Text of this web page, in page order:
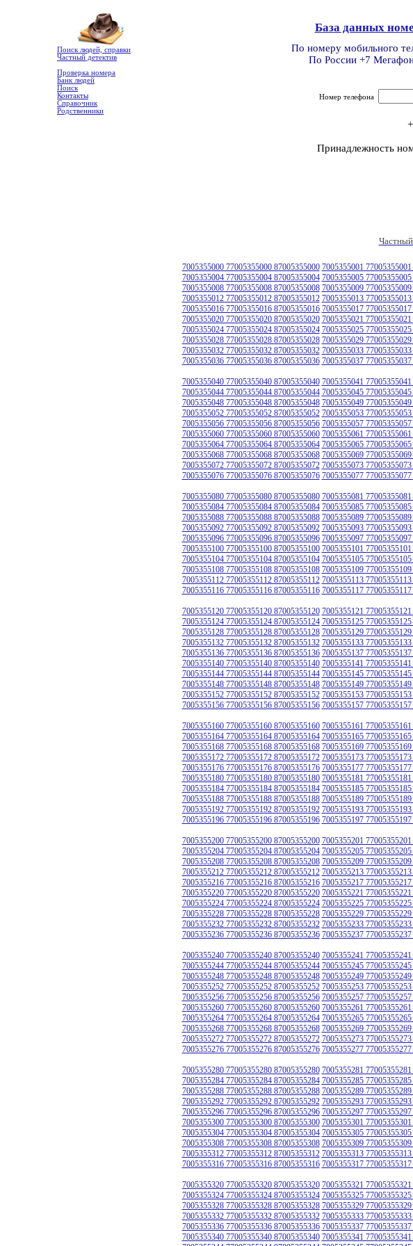
Поиск людей, справки
Частный детектив
Проверка номера
Банк людей
Поиск
Контакты
Справочник
Родственники
База данных
По номеру мобильного
По России +7
Номер телефона
Принадлежность
7005355000 77005355000 87005355000 7005355001
7005355004 77005355004 87005355004 7005355005
7005355008 77005355008 87005355008 7005355009
7005355012 77005355012 87005355012 7005355013
7005355016 77005355016 87005355016 7005355017
7005355020 77005355020 87005355020 7005355021
7005355024 77005355024 87005355024 7005355025
7005355028 77005355028 87005355028 7005355029
7005355032 77005355032 87005355032 7005355033
7005355036 77005355036 87005355036 7005355037
7005355040 77005355040 87005355040 7005355041
7005355044 77005355044 87005355044 7005355045
7005355048 77005355048 87005355048 7005355049
7005355052 77005355052 87005355052 7005355053
7005355056 77005355056 87005355056 7005355057
7005355060 77005355060 87005355060 7005355061
7005355064 77005355064 87005355064 7005355065
7005355068 77005355068 87005355068 7005355069
7005355072 77005355072 87005355072 7005355073
7005355076 77005355076 87005355076 7005355077
7005355080 77005355080 87005355080 7005355081
7005355084 77005355084 87005355084 7005355085
7005355088 77005355088 87005355088 7005355089
7005355092 77005355092 87005355092 7005355093
7005355096 77005355096 87005355096 7005355097
7005355100 77005355100 87005355100 7005355101
7005355104 77005355104 87005355104 7005355105
7005355108 77005355108 87005355108 7005355109
7005355112 77005355112 87005355112 7005355113
7005355116 77005355116 87005355116 7005355117
7005355120 77005355120 87005355120 7005355121
7005355124 77005355124 87005355124 7005355125
7005355128 77005355128 87005355128 7005355129
7005355132 77005355132 87005355132 7005355133
7005355136 77005355136 87005355136 7005355137
7005355140 77005355140 87005355140 7005355141
7005355144 77005355144 87005355144 7005355145
7005355148 77005355148 87005355148 7005355149
7005355152 77005355152 87005355152 7005355153
7005355156 77005355156 87005355156 7005355157
7005355160 77005355160 87005355160 7005355161
7005355164 77005355164 87005355164 7005355165
7005355168 77005355168 87005355168 7005355169
7005355172 77005355172 87005355172 7005355173
7005355176 77005355176 87005355176 7005355177
7005355180 77005355180 87005355180 7005355181
7005355184 77005355184 87005355184 7005355185
7005355188 77005355188 87005355188 7005355189
7005355192 77005355192 87005355192 7005355193
7005355196 77005355196 87005355196 7005355197
7005355200 77005355200 87005355200 7005355201
7005355204 77005355204 87005355204 7005355205
7005355208 77005355208 87005355208 7005355209
7005355212 77005355212 87005355212 7005355213
7005355216 77005355216 87005355216 7005355217
7005355220 77005355220 87005355220 7005355221
7005355224 77005355224 87005355224 7005355225
7005355228 77005355228 87005355228 7005355229
7005355232 77005355232 87005355232 7005355233
7005355236 77005355236 87005355236 7005355237
7005355240 77005355240 87005355240 7005355241
7005355244 77005355244 87005355244 7005355245
7005355248 77005355248 87005355248 7005355249
7005355252 77005355252 87005355252 7005355253
7005355256 77005355256 87005355256 7005355257
7005355260 77005355260 87005355260 7005355261
7005355264 77005355264 87005355264 7005355265
7005355268 77005355268 87005355268 7005355269
7005355272 77005355272 87005355272 7005355273
7005355276 77005355276 87005355276 7005355277
7005355280 77005355280 87005355280 7005355281
7005355284 77005355284 87005355284 7005355285
7005355288 77005355288 87005355288 7005355289
7005355292 77005355292 87005355292 7005355293
7005355296 77005355296 87005355296 7005355297
7005355300 77005355300 87005355300 7005355301
7005355304 77005355304 87005355304 7005355305
7005355308 77005355308 87005355308 7005355309
7005355312 77005355312 87005355312 7005355313
7005355316 77005355316 87005355316 7005355317
7005355320 77005355320 87005355320 7005355321
7005355324 77005355324 87005355324 7005355325
7005355328 77005355328 87005355328 7005355329
7005355332 77005355332 87005355332 7005355333
7005355336 77005355336 87005355336 7005355337
7005355340 77005355340 87005355340 7005355341